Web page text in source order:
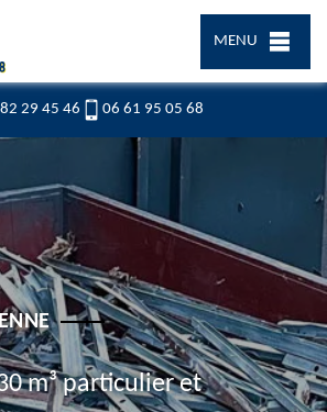
29 45 46 06 61 95 05 68
MENU
m³ particulier et